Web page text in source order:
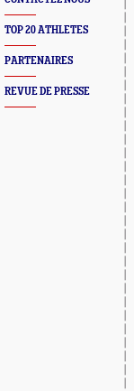
TOP 20 ATHLETES
PARTENAIRES
REVUE DE PRESSE